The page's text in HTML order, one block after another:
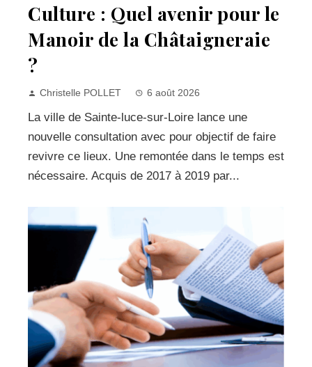
Culture : Quel avenir pour le
Manoir de la Châtaigneraie
?
Christelle POLLET 6 août 2026
La ville de Sainte-luce-sur-Loire lance une
nouvelle consultation avec pour objectif de faire
revivre ce lieux. Une remontée dans le temps est
nécessaire. Acquis de 2017 à 2019 par...